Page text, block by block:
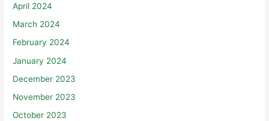
April 2024
March 2024
February 2024
January 2024
December 2023
November 2023
October 2023